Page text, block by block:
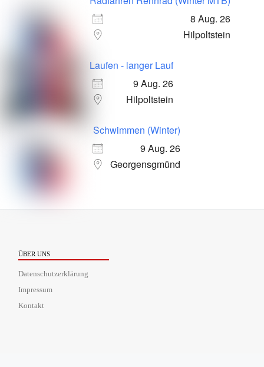
8 Aug. 26
Hilpoltstein
Laufen - langer Lauf
9 Aug. 26
Hilpoltstein
Schwimmen (Winter)
9 Aug. 26
Georgensgmünd
ÜBER UNS
Datenschutzerklärung
Impressum
Kontakt